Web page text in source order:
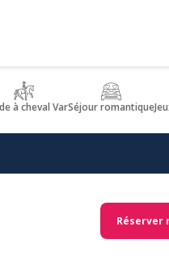
à cheval VarSéjour romantique
Réserver